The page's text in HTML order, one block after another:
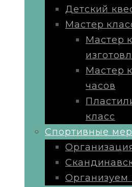
Детский
Мастер
Мастер
Мастер
часов
класс
Cпортивные
Организуем